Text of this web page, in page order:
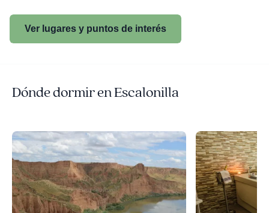
Ver lugares y puntos de interés
Dónde dormir en Escalonilla